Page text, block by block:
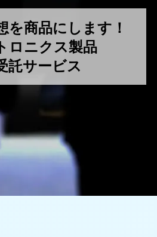
を商品にします！
ロニクス製品
託サービス